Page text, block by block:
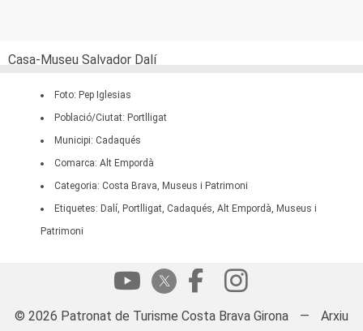
Casa-Museu Salvador Dalí
Foto: Pep Iglesias
Població/Ciutat: Portlligat
Municipi: Cadaqués
Comarca: Alt Empordà
Categoria: Costa Brava, Museus i Patrimoni
Etiquetes: Dalí, Portlligat, Cadaqués, Alt Empordà, Museus i
Patrimoni
© 2026 Patronat de Turisme Costa Brava Girona — Arxiu